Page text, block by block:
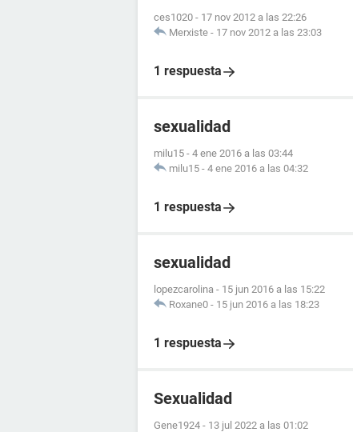
ces1020 - 17 nov 2012 a las 22:26
Merxiste - 17 nov 2012 a las 23:03
1 respuesta
sexualidad
milu15 - 4 ene 2016 a las 03:44
milu15 - 4 ene 2016 a las 04:32
1 respuesta
sexualidad
lopezcarolina - 15 jun 2016 a las 15:22
Roxane0 - 15 jun 2016 a las 18:23
1 respuesta
Sexualidad
Gene1924 - 13 jul 2022 a las 01:02